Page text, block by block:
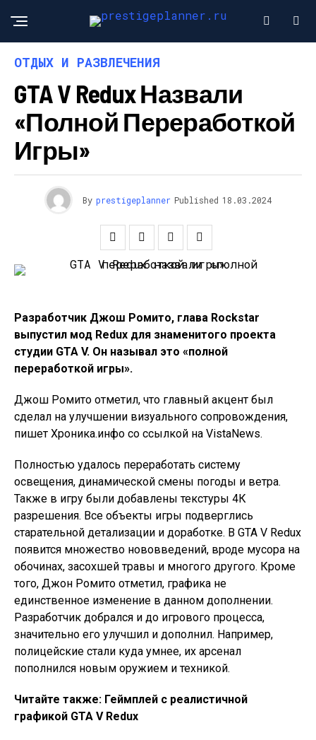
ОТДЫХ И РАЗВЛЕЧЕНИЯ
GTA V Redux Назвали
«полной Переработкой
Игры»
By prestigeplanner Published 18.03.2024
Разработчик Джош Ромито, глава Rockstar
выпустил мод Redux для знаменитого проекта
студии GTA V. Он называл это «полной
переработкой игры».
Джош Ромито отметил, что главный акцент был
сделал на улучшении визуального сопровождения,
пишет Хроника.инфо со ссылкой на VistaNews.
Полностью удалось переработать систему
освещения, динамической смены погоды и ветра.
Также в игру были добавлены текстуры 4К
разрешения. Все объекты игры подверглись
старательной детализации и доработке. В GTA V Redux
появится множество нововведений, вроде мусора на
обочинах, засохшей травы и многого другого. Кроме
того, Джон Ромито отметил, графика не
единственное изменение в данном дополнении.
Разработчик добрался и до игрового процесса,
значительно его улучшил и дополнил. Например,
полицейские стали куда умнее, их арсенал
пополнился новым оружием и техникой.
Читайте также: Геймплей с реалистичной
графикой GTA V Redux